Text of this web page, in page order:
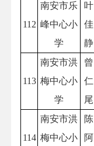
112
南安市乐
峰中心小
学
叶
佳
静
113
南安市洪
梅中心小
学
曾
仁
尾
114
南安市洪
梅中心小
陈
阿